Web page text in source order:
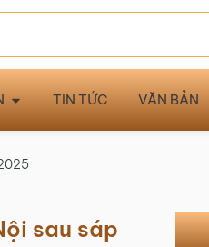
TIN TỨC VĂN BẢN
sau sáp